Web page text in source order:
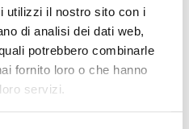
utilizzi il nostro sito con i
di analisi dei dati web,
potrebbero combinarle
fornito loro o che hanno
servizi.
indiquant la gauche
HP100